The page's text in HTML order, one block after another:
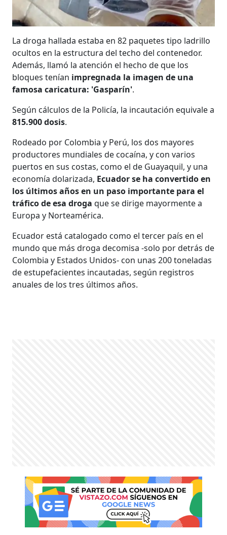
La droga hallada estaba en 82 paquetes tipo ladrillo
ocultos en la estructura del techo del contenedor.
Además, llamó la atención el hecho de que los
bloques tenían impregnada la imagen de una
famosa caricatura: 'Gasparín'.
Según cálculos de la Policía, la incautación equivale a
815.900 dosis.
Rodeado por Colombia y Perú, los dos mayores
productores mundiales de cocaína, y con varios
puertos en sus costas, como el de Guayaquil, y una
economía dolarizada, Ecuador se ha convertido en
los últimos años en un paso importante para el
tráfico de esa droga que se dirige mayormente a
Europa y Norteamérica.
Ecuador está catalogado como el tercer país en el
mundo que más droga decomisa -solo por detrás de
Colombia y Estados Unidos- con unas 200 toneladas
de estupefacientes incautadas, según registros
anuales de los tres últimos años.